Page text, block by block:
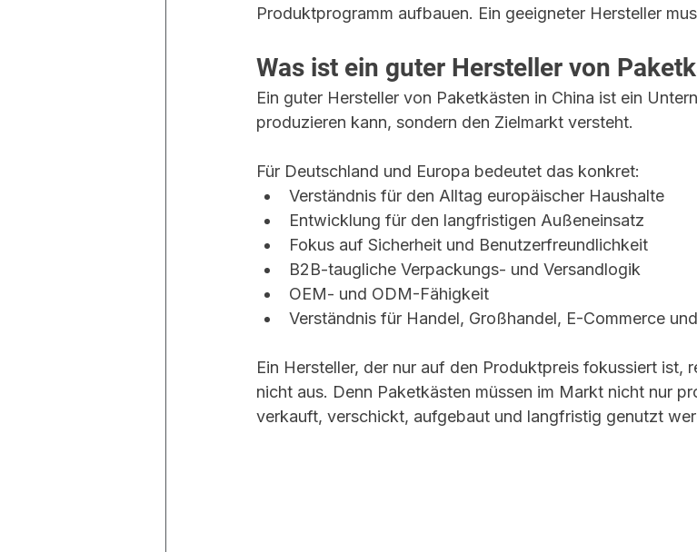
Produktprogramm aufbauen. Ein geeigneter Hersteller
Was ist ein guter Hersteller von
Ein guter Hersteller von Paketkästen in China ist ein
produzieren kann, sondern den Zielmarkt versteht.
Für Deutschland und Europa bedeutet das konkret:
Verständnis für den Alltag europäischer Haushalte
Entwicklung für den langfristigen Außeneinsatz
Fokus auf Sicherheit und Benutzerfreundlichkeit
B2B-taugliche Verpackungs- und Versandlogik
OEM- und ODM-Fähigkeit
Verständnis für Handel, Großhandel, E-Commerce
Ein Hersteller, der nur auf den Produktpreis fokussiert ist,
nicht aus. Denn Paketkästen müssen im Markt nicht nur
verkauft, verschickt, aufgebaut und langfristig genutzt